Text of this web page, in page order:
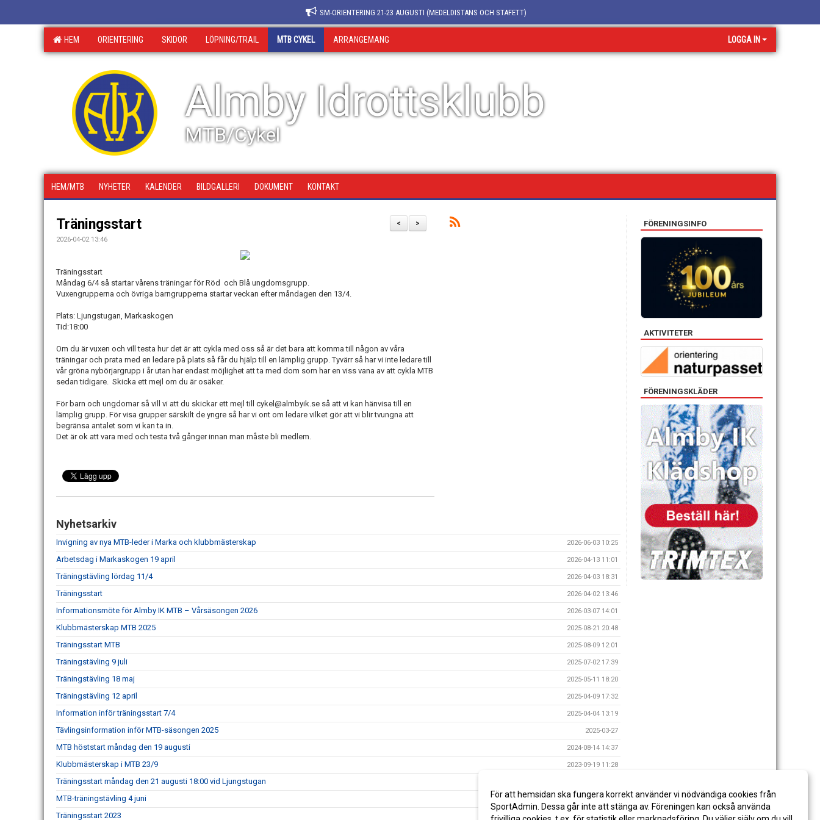
SM-ORIENTERING 21-23 AUGUSTI (MEDELDISTANS OCH STAFETT)
HEM ORIENTERING SKIDOR LÖPNING/TRAIL MTB CYKEL ARRANGEMANG LOGGA IN
Almby Idrottsklubb
MTB/Cykel
HEM/MTB NYHETER KALENDER BILDGALLERI DOKUMENT KONTAKT
>
<
Träningsstart
2026-04-02 13:46
Träningsstart
Måndag 6/4 så startar vårens träningar för Röd och Blå ungdomsgrupp.
Vuxengrupperna och övriga barngrupperna startar veckan efter måndagen den 13/4.
Plats: Ljungstugan, Markaskogen
Tid:18:00
Om du är vuxen och vill testa hur det är att cykla med oss så är det bara att komma till någon av våra
träningar och prata med en ledare på plats så får du hjälp till en lämplig grupp. Tyvärr så har vi inte ledare till
vår gröna nybörjargrupp i år utan har endast möjlighet att ta med dom som har en viss vana av att cykla MTB
sedan tidigare. Skicka ett mejl om du är osäker.
För barn och ungdomar så vill vi att du skickar ett mejl till cykel@almbyik.se så att vi kan hänvisa till en
lämplig grupp. För visa grupper särskilt de yngre så har vi ont om ledare vilket gör att vi blir tvungna att
begränsa antalet som vi kan ta in.
Det är ok att vara med och testa två gånger innan man måste bli medlem.
Nyhetsarkiv
Invigning av nya MTB-leder i Marka och klubbmästerskap 2026-06-03 10:25
Arbetsdag i Markaskogen 19 april 2026-04-13 11:01
Träningstävling lördag 11/4 2026-04-03 18:31
Träningsstart 2026-04-02 13:46
Informationsmöte för Almby IK MTB – Vårsäsongen 2026 2026-03-07 14:01
Klubbmästerskap MTB 2025 2025-08-21 20:48
Träningsstart MTB 2025-08-09 12:01
Träningstävling 9 juli 2025-07-02 17:39
Träningstävling 18 maj 2025-05-11 18:20
Träningstävling 12 april 2025-04-09 17:32
Information inför träningsstart 7/4 2025-04-04 13:19
Tävlingsinformation inför MTB-säsongen 2025 2025-03-27
MTB höststart måndag den 19 augusti 2024-08-14 14:37
Klubbmästerskap i MTB 23/9 2023-09-19 11:28
Träningsstart måndag den 21 augusti 18:00 vid Ljungstugan
MTB-träningstävling 4 juni 2023-06-02 09:41
Träningsstart 2023 2023-03-29 17:37
FÖRENINGSINFO
AKTIVITETER
FÖRENINGSKLÄDER
För att hemsidan ska fungera korrekt använder vi nödvändiga cookies från
SportAdmin. Dessa går inte att stänga av. Föreningen kan också använda